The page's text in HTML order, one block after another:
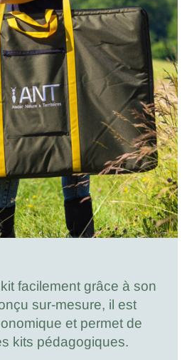
facilement grâce à son
sur-mesure, il est
et permet de
kits pédagogiques.